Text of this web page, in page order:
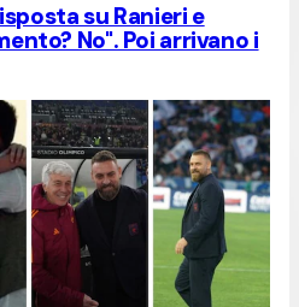
su Ranieri e
No". Poi arrivano i